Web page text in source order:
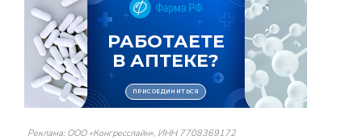
Реклама: ООО «Конгресслайн», ИНН 7708369172